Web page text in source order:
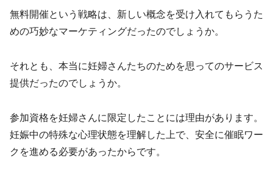
無料開催という戦略は、新しい概念を受け入れてもらうた
めの巧妙なマーケティングだったのでしょうか。
それとも、本当に妊婦さんたちのためを思ってのサービス
提供だったのでしょうか。
参加資格を妊婦さんに限定したことには理由があります。
妊娠中の特殊な心理状態を理解した上で、安全に催眠ワー
クを進める必要があったからです。